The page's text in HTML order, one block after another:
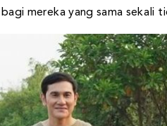
mereka yang sama sekali